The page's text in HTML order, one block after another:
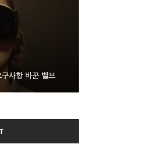
사항 바꾼 밸브
이드 장치용 구글 어
ZHBM·ZNAND-O
성전자